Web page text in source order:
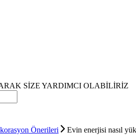
SİZE YARDIMCI OLABİLİRİZ
Önerileri
Evin enerjisi nasıl